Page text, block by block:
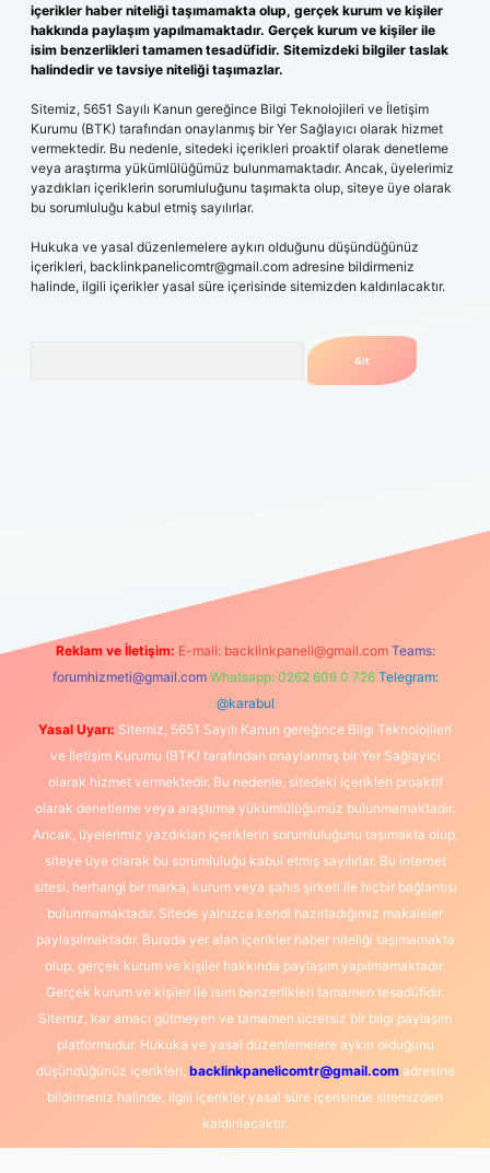
içerikler haber niteliği taşımamakta olup, gerçek kurum ve kişiler
hakkında paylaşım yapılmamaktadır. Gerçek kurum ve kişiler ile
isim benzerlikleri tamamen tesadüfidir. Sitemizdeki bilgiler taslak
halindedir ve tavsiye niteliği taşımazlar.
Sitemiz, 5651 Sayılı Kanun gereğince Bilgi Teknolojileri ve İletişim
Kurumu (BTK) tarafından onaylanmış bir Yer Sağlayıcı olarak hizmet
vermektedir. Bu nedenle, sitedeki içerikleri proaktif olarak denetleme
veya araştırma yükümlülüğümüz bulunmamaktadır. Ancak, üyelerimiz
yazdıkları içeriklerin sorumluluğunu taşımakta olup, siteye üye olarak
bu sorumluluğu kabul etmiş sayılırlar.
Hukuka ve yasal düzenlemelere aykırı olduğunu düşündüğünüz
içerikleri, backlinkpanelicomtr@gmail.com adresine bildirmeniz
halinde, ilgili içerikler yasal süre içerisinde sitemizden kaldırılacaktır.
betexper güncel giriş
Reklam ve İletişim: E-mail: backlinkpaneli@gmail.com Teams:
forumhizmeti@gmail.com Whatsapp: 0262 606 0 726 Telegram:
@karabul
Yasal Uyarı: Sitemiz, 5651 Sayılı Kanun gereğince Bilgi Teknolojileri
ve İletişim Kurumu (BTK) tarafından onaylanmış bir Yer Sağlayıcı
olarak hizmet vermektedir. Bu nedenle, sitedeki içerikleri proaktif
olarak denetleme veya araştırma yükümlülüğümüz bulunmamaktadır.
Ancak, üyelerimiz yazdıkları içeriklerin sorumluluğunu taşımakta olup,
siteye üye olarak bu sorumluluğu kabul etmiş sayılırlar. Bu internet
sitesi, herhangi bir marka, kurum veya şahıs şirketi ile hiçbir bağlantısı
bulunmamaktadır. Sitede yalnızca kendi hazırladığımız makaleler
paylaşılmaktadır. Burada yer alan içerikler haber niteliği taşımamakta
olup, gerçek kurum ve kişiler hakkında paylaşım yapılmamaktadır.
Gerçek kurum ve kişiler ile isim benzerlikleri tamamen tesadüfidir.
Sitemiz, kar amacı gütmeyen ve tamamen ücretsiz bir bilgi paylaşım
platformudur. Hukuka ve yasal düzenlemelere aykırı olduğunu
düşündüğünüz içerikleri, backlinkpanelicomtr@gmail.comadresine
bildirmeniz halinde, ilgili içerikler yasal süre içerisinde sitemizden
kaldırılacaktır.